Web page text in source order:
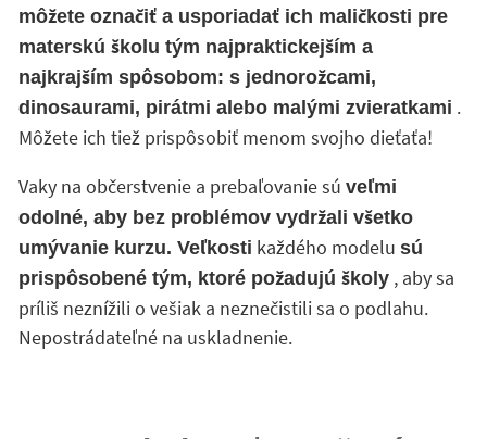
môžete označiť a usporiadať ich maličkosti pre
materskú školu tým najpraktickejším a
najkrajším spôsobom: s jednorožcami,
dinosaurami, pirátmi alebo malými zvieratkami .
Môžete ich tiež prispôsobiť menom svojho dieťaťa!
Vaky na občerstvenie a prebaľovanie sú veľmi
odolné, aby bez problémov vydržali všetko
umývanie kurzu. Veľkosti každého modelu sú
prispôsobené tým, ktoré požadujú školy, aby sa
príliš neznížili o vešiak a neznečistili sa o podlahu.
Nepostrádateľné na uskladnenie.